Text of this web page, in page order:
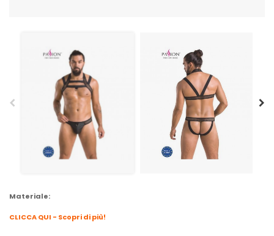
Materiale:
CLICCA QUI - Scopri di più!